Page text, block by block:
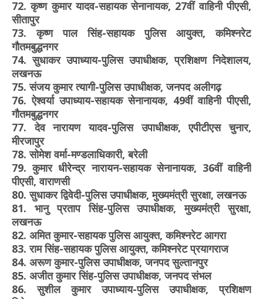
72. कृष्ण कुमार यादव-सहायक सेनानायक, 27वीं वाहिनी पीएसी,
सीतापुर
73. कृष्ण पाल सिंह-सहायक पुलिस आयुक्त, कमिश्नरेट
गौतमबुद्धनगर
74. सुधाकर उपाध्याय-पुलिस उपाधीक्षक, प्रशिक्षण निदेशालय,
लखनऊ
75. संजय कुमार त्यागी-पुलिस उपाधीक्षक, जनपद अलीगढ़
76. ऐश्वर्या उपाध्याय-सहायक सेनानायक, 49वीं वाहिनी पीएसी,
गौतमबुद्धनगर
77. देव नारायण यादव-पुलिस उपाधीक्षक, एपीटीएस चुनार,
मीरजापुर
78. सोमेश वर्मा-मण्डलाधिकारी, बरेली
79. कुमार धीरेन्द्र नारायन-सहायक सेनानायक, 36वीं वाहिनी
पीएसी, वाराणसी
80. सुधाकर द्विवेदी-पुलिस उपाधीक्षक, मुख्यमंत्री सुरक्षा, लखनऊ
81. भानु प्रताप सिंह-पुलिस उपाधीक्षक, मुख्यमंत्री सुरक्षा,
लखनऊ
82. अमित कुमार-सहायक पुलिस आयुक्त, कमिश्नरेट आगरा
83. राम सिंह-सहायक पुलिस आयुक्त, कमिश्नरेट प्रयागराज
84. अरूण कुमार-पुलिस उपाधीक्षक, जनपद सुल्तानपुर
85. अजीत कुमार सिंह-पुलिस उपाधीक्षक, जनपद संभल
86. सुशील कुमार उपाध्याय-पुलिस उपाधीक्षक, प्रशिक्षण